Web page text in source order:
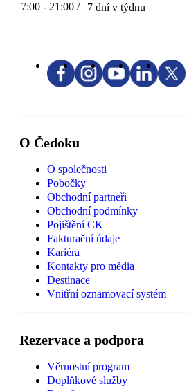
7:00 - 21:00 / 7 dní v týdnu
O Čedoku
O společnosti
Pobočky
Obchodní partneři
Obchodní podmínky
Pojištění CK
Fakturační údaje
Kariéra
Kontakty pro média
Destinace
Vnitřní oznamovací systém
Rezervace a podpora
Věrnostní program
Doplňkové služby